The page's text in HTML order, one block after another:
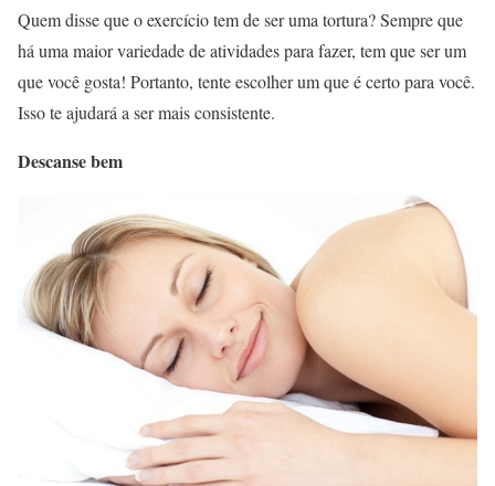
Quem disse que o exercício tem de ser uma tortura? Sempre que
há uma maior variedade de atividades para fazer, tem que ser um
que você gosta! Portanto, tente escolher um que é certo para você.
Isso te ajudará a ser mais consistente.
Descanse bem